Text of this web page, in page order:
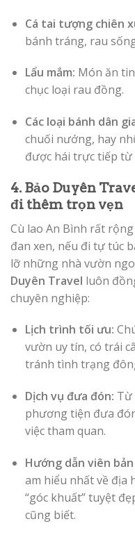
Cá tai tượng chiên
bánh tráng, rau
Lẩu mắm: Món ăn
chục loại rau đồng.
Các loại bánh dân
chuối nướng, hay
được hái trực tiếp từ
4. Bảo Duyên
đi thêm trọn vẹn
Cù lao An Bình rất
đan xen, nếu đi tự túc
lỡ những nhà vườn
Duyên Travel luôn
chuyên nghiệp:
Lịch trình tối ưu:
vườn uy tín, có trái
tránh tình trạng
Dịch vụ đưa đón: Từ
phương tiện đưa
việc tham quan.
Hướng dẫn viên bản
am hiểu nhất về địa
“góc khuất” tuyệt
cũng biết.